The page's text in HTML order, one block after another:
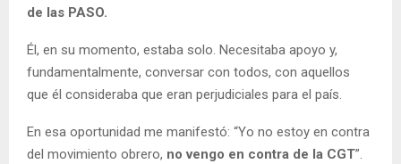
de las PASO.
Él, en su momento, estaba solo. Necesitaba apoyo y,
fundamentalmente, conversar con todos, con aquellos
que él consideraba que eran perjudiciales para el país.
En esa oportunidad me manifestó: “Yo no estoy en contra
del movimiento obrero, no vengo en contra de la CGT”.